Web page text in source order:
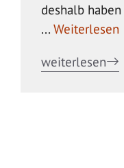
deshalb
... Weiterlesen
weiterlesen